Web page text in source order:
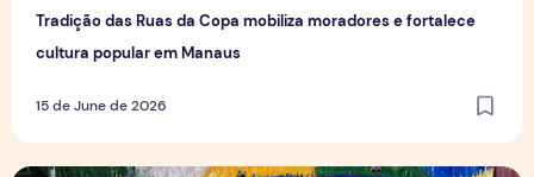
Tradição das Ruas da Copa mobiliza moradores e fortalece
cultura popular em Manaus
15 de June de 2026